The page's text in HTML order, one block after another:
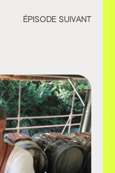
ÉPISODE SUIVANT